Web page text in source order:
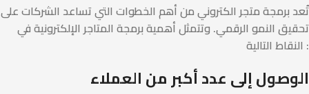
تُعد برمجة متجر الكتروني من أهم الخطوات التي تساعد الشركات على
تحقيق النمو الرقمي. وتتمثل أهمية برمجة المتاجر الإلكترونية في
النقاط التالية :
الوصول إلى عدد أكبر من العملاء